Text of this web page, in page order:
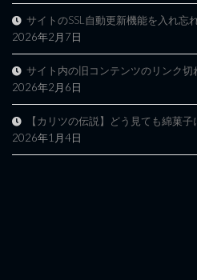
サイトのSSL自動更新機能を入れ忘
2026年2月7日
サイト内の旧コンテンツのリンク切
2026年2月6日
【カリツの伝説】どう見ても綿菓
2026年1月4日